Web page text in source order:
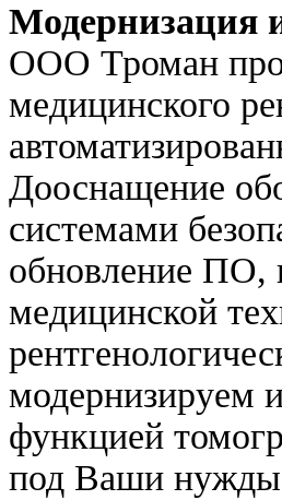
Модернизация
ООО Троман
медицинского
Дооснащение
системами
обновление ПО,
медицинской
модернизируем
функцией
под Ваши